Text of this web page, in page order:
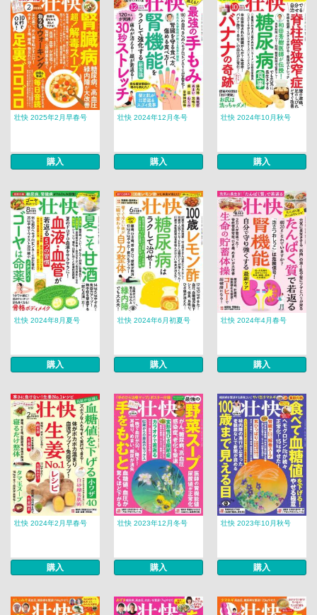
壮快 2025年2月早春号
購入
壮快 2024年12月冬号
購入
壮快 2024年10月秋号
購入
壮快 2024年8月夏号
購入
壮快 2024年6月初夏号
購入
壮快 2024年4月春号
購入
壮快 2024年2月早春号
購入
壮快 2023年12月冬号
購入
壮快 2023年10月秋号
購入